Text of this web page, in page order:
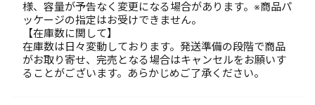
様、容量が予告なく変更になる場合があります。※商品パ
ッケージの指定はお受けできません。
【在庫数に関して】
在庫数は日々変動しております。発送準備の段階で商品
がお取り寄せ、完売となる場合はキャンセルをお願いす
ることがございます。あらかじめご了承ください。